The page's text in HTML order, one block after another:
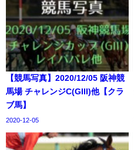
【競馬写真】2020/12/05 阪神競
馬場 チャレンジC(GIII)他【クラ
ブ馬】
2020-12-05